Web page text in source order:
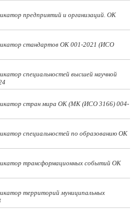
предприятий и организаций. ОК
стандартов ОК 001-2021 (ИСО
специальностей высшей научной
стран мира ОК (МК (ИСО 3166) 004-
специальностей по образованию ОК
трансформационных событий ОК
территорий муниципальных